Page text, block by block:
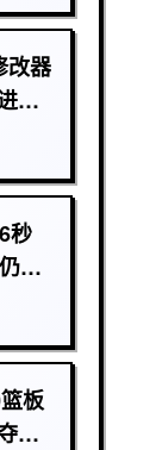
改器
阶
秒
是
板
季